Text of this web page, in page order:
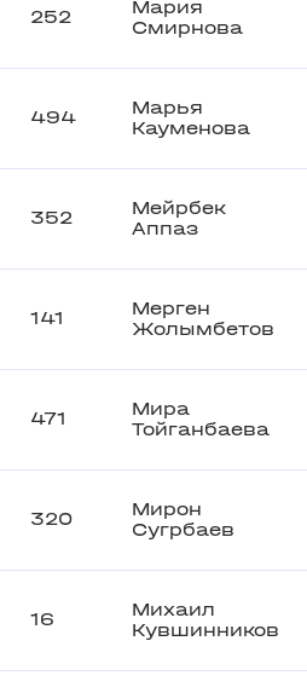
252
Мария
Смирнова
494
Марья
Кауменова
352
Мейрбек
Аппаз
141
Мерген
Жолымбетов
471
Мира
Тойганбаева
320
Мирон
Сугрбаев
16
Михаил
Кувшинников